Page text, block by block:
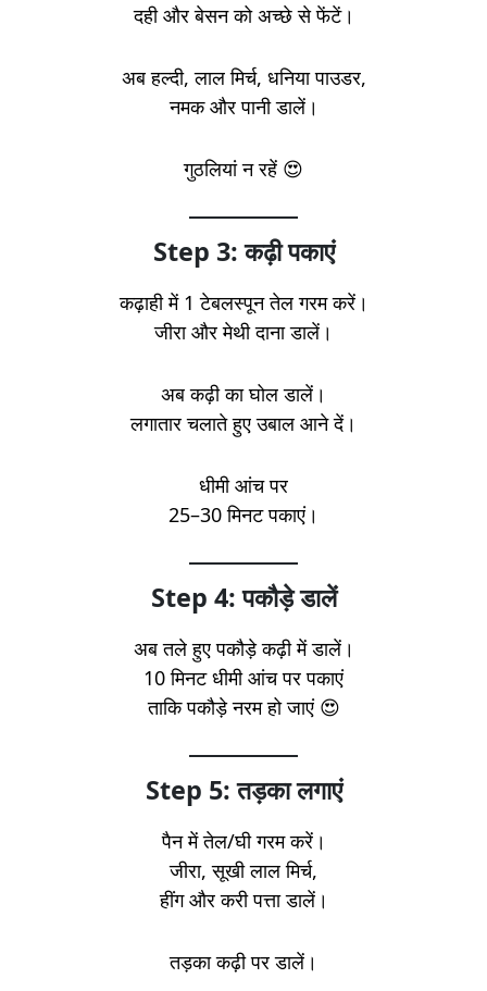
दही और बेसन को अच्छे से फेंटें।
अब हल्दी, लाल मिर्च, धनिया पाउडर,
नमक और पानी डालें।
गुठलियां न रहें 😍
Step 3: कढ़ी पकाएं
कढ़ाही में 1 टेबलस्पून तेल गरम करें।
जीरा और मेथी दाना डालें।
अब कढ़ी का घोल डालें।
लगातार चलाते हुए उबाल आने दें।
धीमी आंच पर
25–30 मिनट पकाएं।
Step 4: पकौड़े डालें
अब तले हुए पकौड़े कढ़ी में डालें।
10 मिनट धीमी आंच पर पकाएं
ताकि पकौड़े नरम हो जाएं 😍
Step 5: तड़का लगाएं
पैन में तेल/घी गरम करें।
जीरा, सूखी लाल मिर्च,
हींग और करी पत्ता डालें।
तड़का कढ़ी पर डालें।